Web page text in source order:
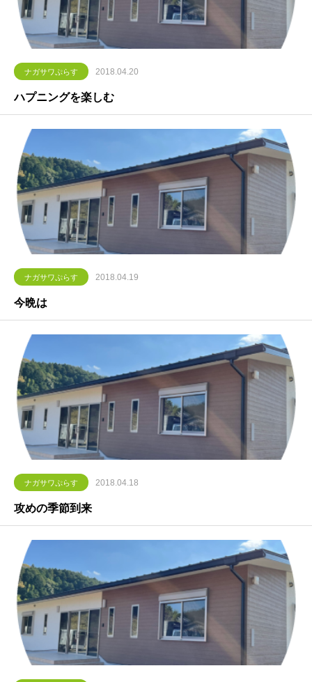
ナガサワぷらす 2018.04.20
ハプニングを楽しむ
ナガサワぷらす 2018.04.19
今晩は
ナガサワぷらす 2018.04.18
攻めの季節到来